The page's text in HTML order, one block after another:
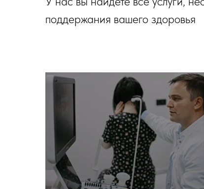
поддержания вашего здоровья